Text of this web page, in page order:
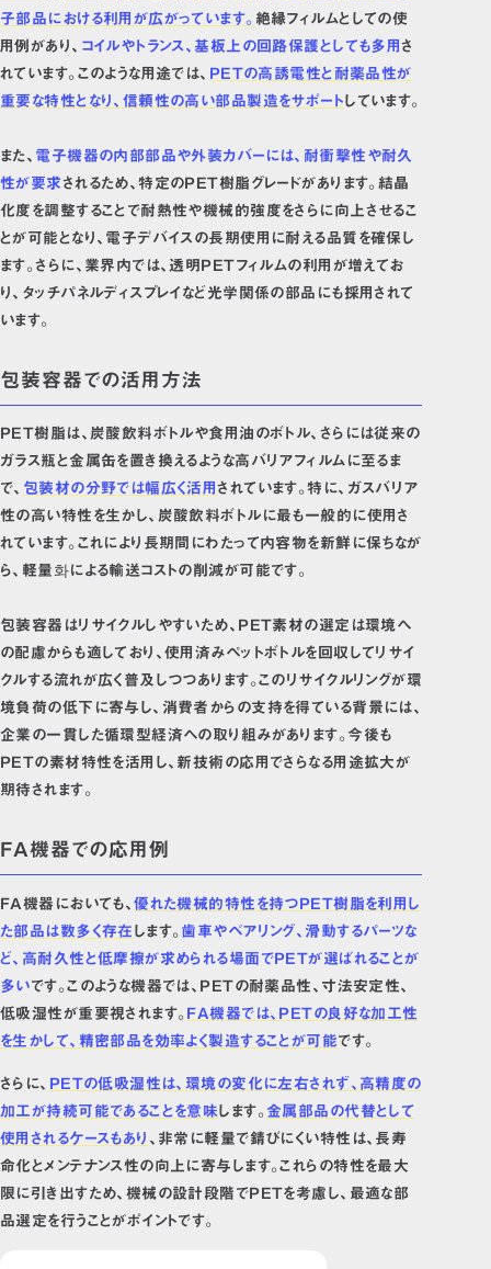
子部品における利用が広がっています。 絶縁フィルムとしての使
用例があり、 コイルやトランス、基板上の回路保護としても多用さ
れています。このような用途では、 PETの高誘電性と耐薬品性が
重要な特性となり、信頼性の高い部品製造をサポート しています。
また、 電子機器の内部部品や外装カバーには、耐衝撃性や耐久
性が要求されるため、特定のPET樹脂グレードがあります。結晶
化度を調整することで耐熱性や機械的強度をさらに向上させるこ
とが可能となり、電子デバイスの長期使用に耐える品質を確保し
ます。さらに、業界内では、透明PETフィルムの利用が増えてお
り、タッチパネルディスプレイなど光学関係の部品にも採用されて
います。
包装容器での活用方法
PET樹脂は、炭酸飲料ボトルや食用油のボトル、さらには従来の
ガラス瓶と金属缶を置き換えるような高バリアフィルムに至るま
で、 包装材の分野では幅広く活用されています。特に、ガスバリア
性の高い特性を生かし、炭酸飲料ボトルに最も一般的に使用さ
れています。これにより長期間にわたって内容物を新鮮に保ちなが
ら、軽量화による輸送コストの削減が可能です。
包装容器はリサイクルしやすいため、PET素材の選定は環境へ
の配慮からも適しており、使用済みペットボトルを回収してリサイ
クルする流れが広く普及しつつあります。このリサイクルリングが環
境負荷の低下に寄与し、消費者からの支持を得ている背景には、
企業の一貫した循環型経済への取り組みがあります。今後も
PETの素材特性を活用し、新技術の応用でさらなる用途拡大が
期待されます。
FA機器での応用例
FA機器においても、優れた機械的特性を持つPET樹脂を利用し
た部品は数多く存在 します。 歯車やベアリング、滑動するパーツな
ど、高耐久性と低摩擦が求められる場面でPETが選ばれることが
多いです。このような機器では、PETの耐薬品性、寸法安定性、
低吸湿性が重要視されます。 FA機器では、PETの良好な加工性
を生かして、精密部品を効率よく製造することが可能です。
さらに、 PETの低吸湿性は、環境の変化に左右されず、高精度の
加工が持続可能であることを意味 します。 金属部品の代替として
使用されるケースもあり 、非常に軽量で錆びにくい特性は、長寿
命化とメンテナンス性の向上に寄与します。これらの特性を最大
限に引き出すため、機械の設計段階でPETを考慮し、最適な部
品選定を行うことがポイントです。